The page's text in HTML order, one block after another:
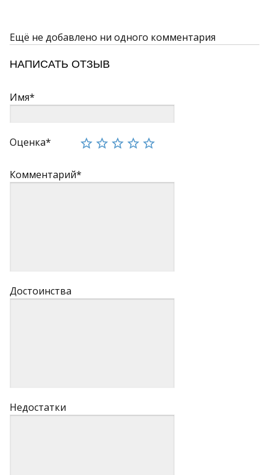
Ещё не добавлено ни одного комментария
НАПИСАТЬ ОТЗЫВ
Имя*
Оценка*
Комментарий*
Достоинства
Недостатки